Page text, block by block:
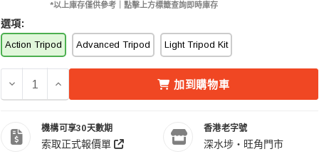
*以上庫存僅供參考｜點擊上方標籤查詢即時庫存
選項:
Action Tripod Advanced Tripod Light Tripod Kit
減少 JOBY JB01762-BWW COMPACT ACTION TRIPOD
增加 JOBY JB01762-BWW COMPACT ACTION
加到購物車
機構可享30天數期
索取正式報價單
香港老字號
深水埗・旺角門市